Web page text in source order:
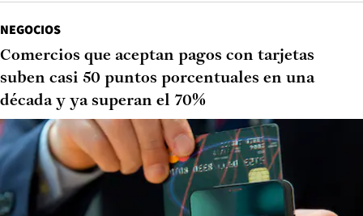
NEGOCIOS
Comercios que aceptan pagos con tarjetas
suben casi 50 puntos porcentuales en una
década y ya superan el 70%